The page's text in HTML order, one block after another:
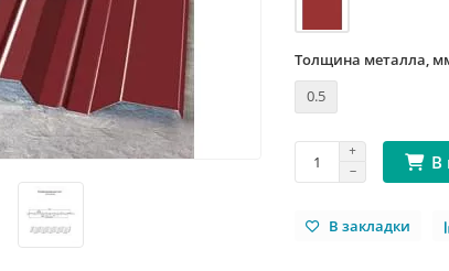
Толщина металла,
0.5
В
В закладки